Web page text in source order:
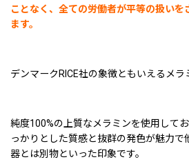
ことなく、全ての労働者が平等の扱いを
ます。
デンマークRICE社の象徴ともいえるメラ
純度100%の上質なメラミンを使用して
っかりとした質感と抜群の発色が魅力で
器とは別物といった印象です。